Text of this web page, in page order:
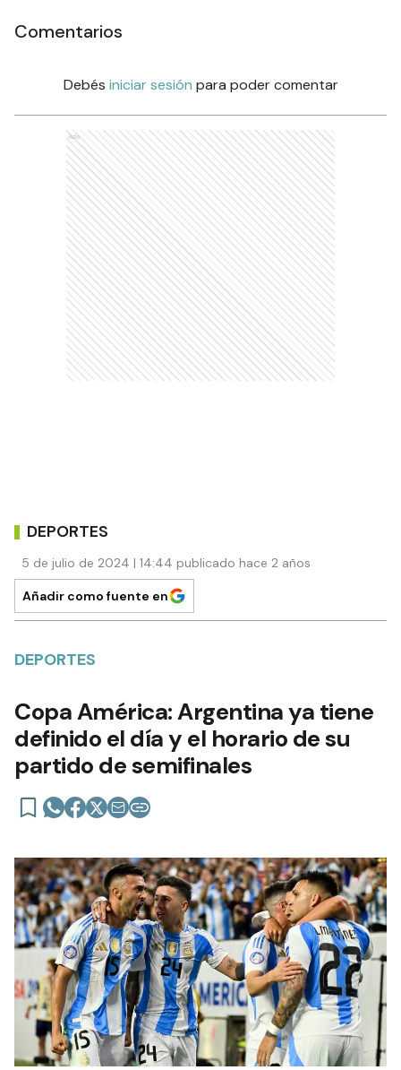
Comentarios
Debés iniciar sesión para poder comentar
Ads
DEPORTES
5 de julio de 2024 | 14:44 publicado hace 2 años
Añadir como fuente en
DEPORTES
Copa América: Argentina ya tiene
definido el día y el horario de su
partido de semifinales